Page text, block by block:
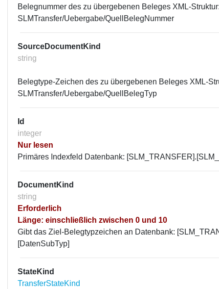
Belegnummer des zu übergebenen Beleges XML-
SLMTransfer/Uebergabe/QuellBelegNummer
SourceDocumentKind
string
Belegtype-Zeichen des zu übergebenen Beleges XML-
SLMTransfer/Uebergabe/QuellBelegTyp
Id
integer
Nur lesen
Primäres Indexfeld Datenbank:
DocumentKind
string
Erforderlich
Länge: einschließlich zwischen 0 und 10
Gibt das Ziel-Belegtypzeichen an Datenbank:
[DatenSubTyp]
StateKind
TransferStateKind